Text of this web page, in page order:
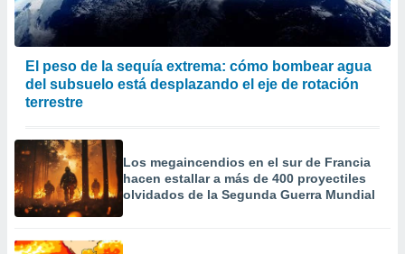
El peso de la sequía extrema: cómo bombear agua
del subsuelo está desplazando el eje de rotación
terrestre
Los megaincendios en el sur de Francia
hacen estallar a más de 400 proyectiles
olvidados de la Segunda Guerra Mundial